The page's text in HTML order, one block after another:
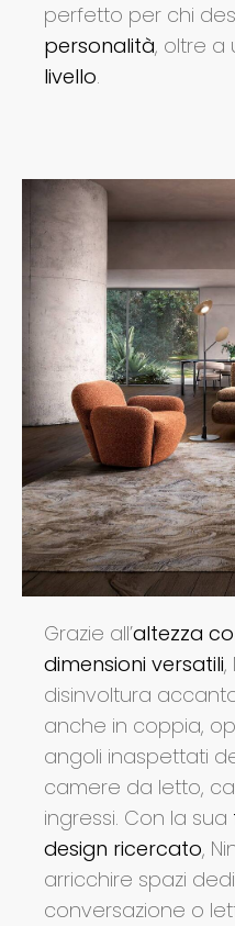
perfetto per chi
personalità, oltre a
livello.
Grazie all’altezza
dimensioni versatili,
disinvoltura
anche in coppia,
angoli inaspettati
camere da letto,
ingressi. ​Con la sua
design ricercato,
arricchire spazi
conversazione o